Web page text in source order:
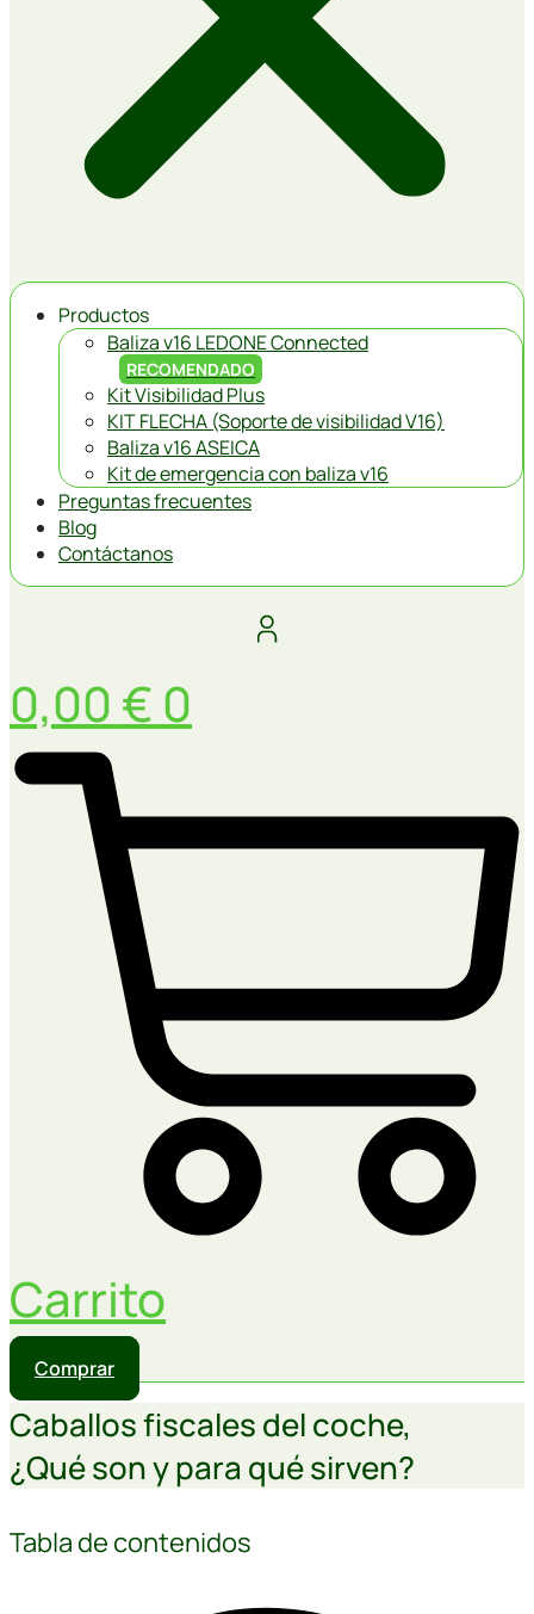
Productos
Baliza v16 LEDONE Connected
RECOMENDADO
Kit Visibilidad Plus
KIT FLECHA (Soporte de visibilidad V16)
Baliza v16 ASEICA
Kit de emergencia con baliza v16
Preguntas frecuentes
Blog
Contáctanos
0,00 € 0
Carrito
Comprar
Caballos fiscales del coche,
¿Qué son y para qué sirven?
Tabla de contenidos